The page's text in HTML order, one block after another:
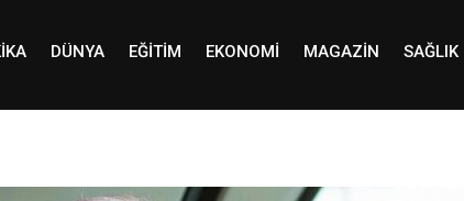
DÜNYA EĞITIM EKONOMI MAGAZIN SAĞLIK